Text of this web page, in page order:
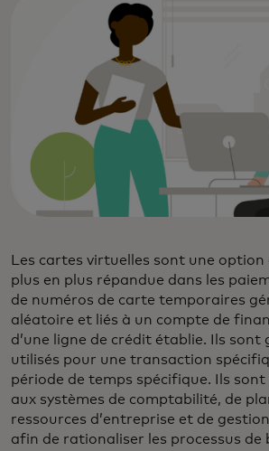
Les cartes virtuelles sont une
plus en plus répandue dans les
de numéros de carte temporaires
aléatoire et liés à un compte de
d’une ligne de crédit établie. Ils sont
utilisés pour une transaction
période de temps spécifique. Ils
aux systèmes de comptabilité, de
ressources d’entreprise et de
afin de rationaliser les processus de